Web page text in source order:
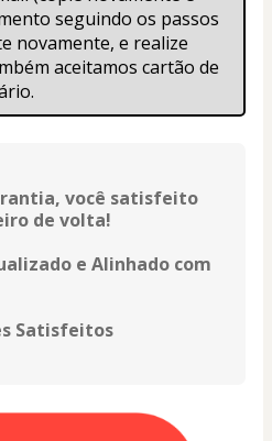
seguindo os passos
novamente, e realize
aceitamos cartão de
você satisfeito
de volta!
e Alinhado com
Satisfeitos